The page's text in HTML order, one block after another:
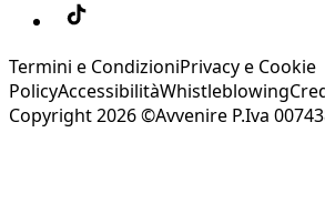
Termini e CondizioniPrivacy e Cookie
PolicyAccessibilitàWhistleblowing
Copyright 2026 ©Avvenire P.Iva